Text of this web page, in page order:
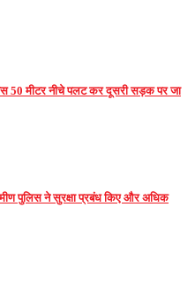
बस 50 मीटर नीचे पलट कर दूसरी सड़क पर जा
पुलिस ने सुरक्षा प्रबंध किए और अधिक